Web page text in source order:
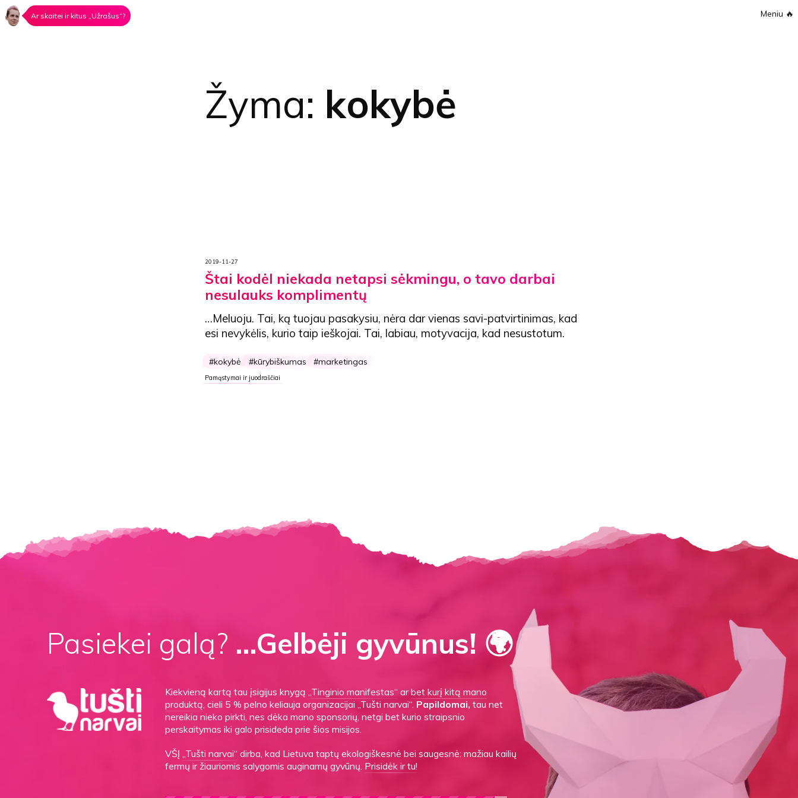
Ar skaitei ir kitus „Užrašus“? Meniu 🔥
Žyma: kokybė
2019-11-27
Štai kodėl niekada netapsi sėkmingu, o tavo darbai
nesulauks komplimentų
…Meluoju. Tai, ką tuojau pasakysiu, nėra dar vienas savi-patvirtinimas, kad
esi nevykėlis, kurio taip ieškojai. Tai, labiau, motyvacija, kad nesustotum.
kokybė kūrybiškumas marketingas
Pamąstymai ir juodraščiai
Pasiekei galą? …Gelbėji gyvūnus! 🌍
Kiekvieną kartą tau įsigijus knygą „Tinginio manifestas“ arbet kurį kitą mano
produktą , cieli 5 % pelno keliauja organizacijai „Tušti narvai“. Papildomai, tau net
nereikia nieko pirkti, nes dėka mano sponsorių, netgi bet kurio straipsnio
perskaitymas iki galo prisideda prie šios misijos.
VŠĮ „Tušti narvai“ dirba, kad Lietuva taptų ekologiškesnė bei saugesnė: mažiau kailių
fermų ir žiauriomis salygomis auginamų gyvūnų. Prisidėk ir tu!